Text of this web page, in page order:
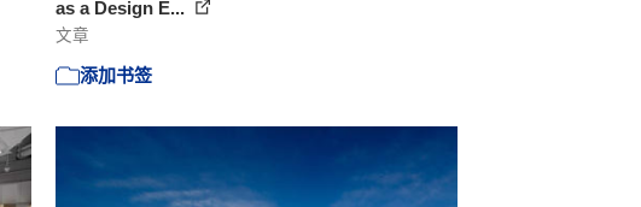
as a Design E...
文章
添加书签